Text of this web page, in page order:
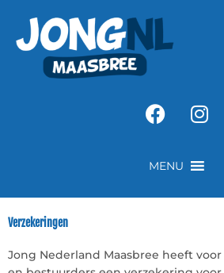
MENU
Verzekeringen
Jong Nederland Maasbree heeft